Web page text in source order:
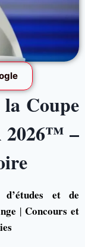
Coupe
2026™ –
d’études et de
| Concours et